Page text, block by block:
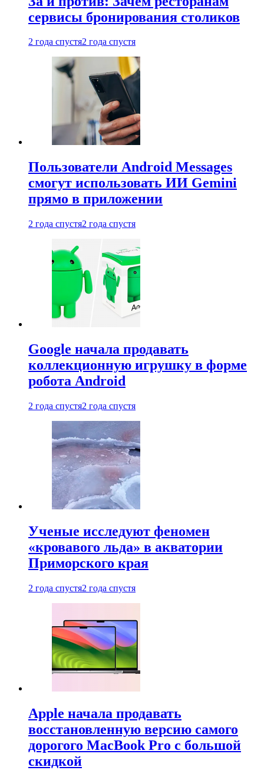
сервисы бронирования столиков
2 года спустя2 года спустя
Пользователи Android Messages
смогут использовать ИИ Gemini
прямо в приложении
2 года спустя2 года спустя
Google начала продавать
коллекционную игрушку в форме
робота Android
2 года спустя2 года спустя
Ученые исследуют феномен
«кровавого льда» в акватории
Приморского края
2 года спустя2 года спустя
Apple начала продавать
восстановленную версию самого
дорогого MacBook Pro с большой
скидкой